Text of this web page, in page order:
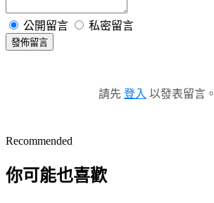
公開留言 私密留言
發佈留言
請先 登入 以發表留言。
Recommended
你可能也喜歡